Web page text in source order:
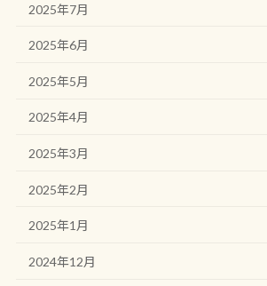
2025年7月
2025年6月
2025年5月
2025年4月
2025年3月
2025年2月
2025年1月
2024年12月